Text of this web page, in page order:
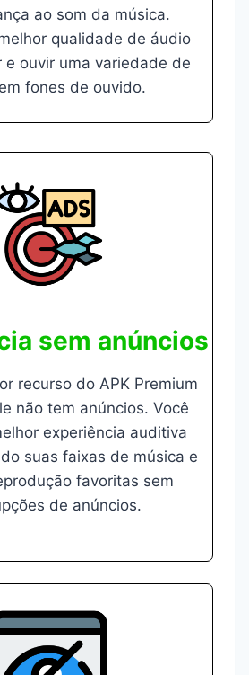
ao som da música.
qualidade de áudio
e ouvir uma variedade de
fones de ouvido.
sem anúncios
recurso do APK Premium
não tem anúncios. Você
experiência auditiva
suas faixas de música e
favoritas sem
de anúncios.